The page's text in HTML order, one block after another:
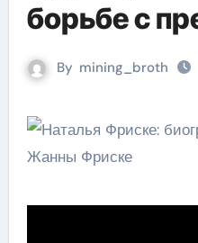
борьбе с
By mining_broth